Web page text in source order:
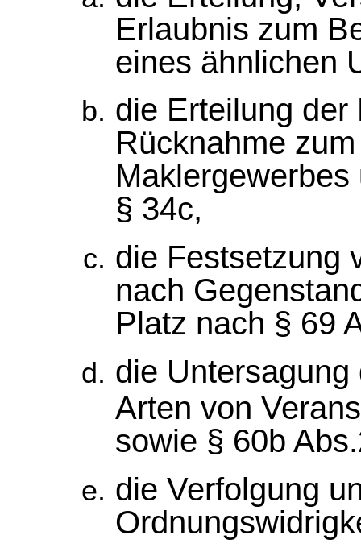
Erlaubnis zum
eines ähnlichen
die Erteilung
Rücknahme
§ 34c,
die Festsetzung
nach
Platz nach § 69
die Untersagung
Arten von
sowie § 60b
die Verfolgung